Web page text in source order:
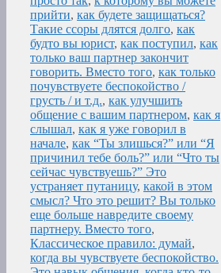
прийти, как будете защищаться?
Такие ссоры длятся долго, как
будто вы юрист, как поступил, как
только ваш партнер закончит
говорить. Вместо того, как только
почувствуете беспокойство /
грусть / и т.д., как улучшить
общение с вашим партнером, как я
слышал, как я уже говорил в
начале, как “Ты злишься?” или “Я
причинил тебе боль?” или “Что ты
сейчас чувствуешь?” Это
устраняет путаницу, какой в этом
смысл? Что это решит? Вы только
еще больше навредите своему
партнеру. Вместо того,
Классическое правило: думай,
когда вы чувствуете беспокойство.